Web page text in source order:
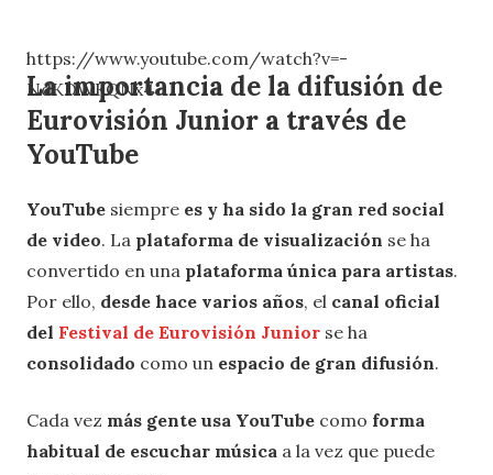
https://www.youtube.com/watch?v=-
NdKDWKQNx4
La importancia de la difusión de
Eurovisión Junior a través de
YouTube
YouTube siempre es y ha sido la gran red social
de video. La plataforma de visualización se ha
convertido en una plataforma única para artistas.
Por ello, desde hace varios años, el canal oficial
del Festival de Eurovisión Junior se ha
consolidado como un espacio de gran difusión.
Cada vez más gente usa YouTube como forma
habitual de escuchar música a la vez que puede